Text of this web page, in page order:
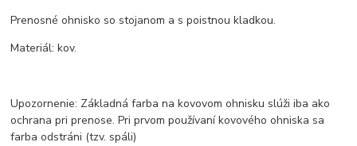
Prenosné ohnisko so stojanom a s poistnou kladkou.
Materiál: kov.
Upozornenie: Základná farba na kovovom ohnisku slúži iba ako
ochrana pri prenose. Pri prvom používaní kovového ohniska sa
farba odstráni (tzv. spáli)